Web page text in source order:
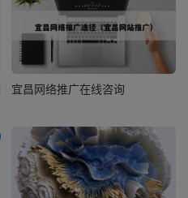
宜昌网络推广在线咨询